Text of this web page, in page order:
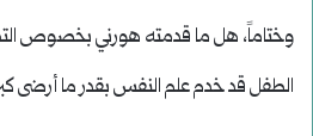
وختاماً، هل ما قدمته هورني بخصوص
الطفل قد خدم علم النفس بقدر ما أرضى